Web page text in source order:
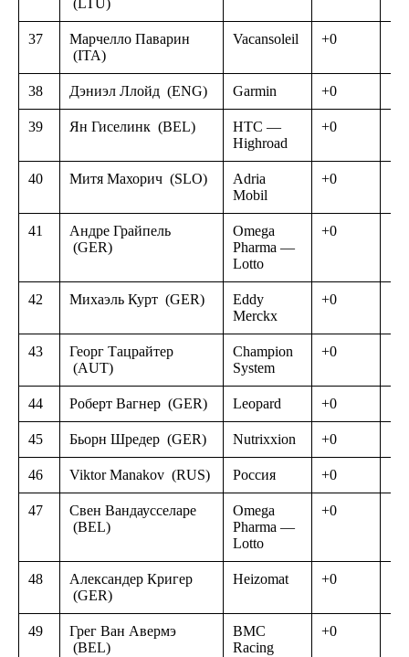
37
Марчелло Паварин
(ITA)
Vacansoleil +0
38 Дэниэл Ллойд (ENG) Garmin +0
39 Ян Гиселинк (BEL)
HTC —
Highroad
+0
40 Митя Махорич (SLO)
Adria
Mobil
+0
41
Андре Грайпель
(GER)
Omega
Pharma —
Lotto
+0
42 Михаэль Курт (GER)
Eddy
Merckx
+0
43
Георг Тацрайтер
(AUT)
Champion
System
+0
44 Роберт Вагнер (GER) Leopard +0
45 Бьорн Шредер (GER) Nutrixxion +0
46 Viktor Manakov (RUS) Россия +0
47
Свен Вандаусселаре
(BEL)
Omega
Pharma —
Lotto
+0
48
Александер Кригер
(GER)
Heizomat +0
49
Грег Ван Авермэ
(BEL)
BMC
Racing
+0